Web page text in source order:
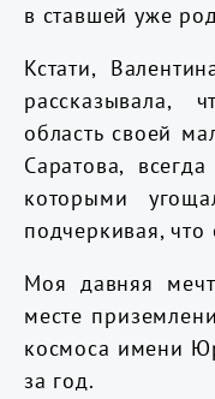
в ставшей уже
Кстати,
рассказывала,
область своей
Саратова,
которыми
подчеркивая,
Моя давняя
месте
космоса имени
за год.